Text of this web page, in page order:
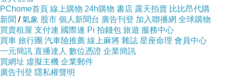
檯面，好讓歌迷們買個不完。
目前剛開始的CELEBRATION TOUR，大家已經
從YOUTUBE上看到很多很多片段，果然娜姊還
是專屬於大舞台的，"劇場版的歌迷親密秀"——
她說的，就留給娜姊自己的回憶好了，哈哈。
PChome首頁 線上購物 24h購物 書店 露天拍賣 比比昂代購
新聞 /氣象 股市 個人新聞台 廣告刊登 加入聯播網 全球購物
買賣租屋 支付連 國際連 Pi 拍錢包 旅遊 服務中心
買車 旅行團 汽車險推薦 線上麻將 雜誌 星座命理 會員中心
一元簡訊 直播達人 數位憑證 企業簡訊
買網址 虛擬主機 企業郵件
廣告刊登 隱私權聲明